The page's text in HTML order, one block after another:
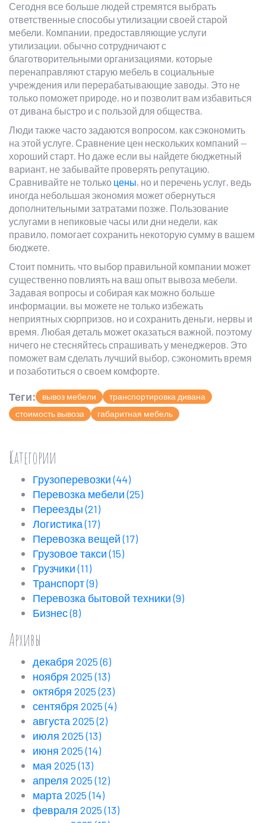
Сегодня все больше людей стремятся выбрать
ответственные способы утилизации своей старой
мебели. Компании, предоставляющие услуги
утилизации, обычно сотрудничают с
благотворительными организациями, которые
перенаправляют старую мебель в социальные
учреждения или перерабатывающие заводы. Это не
только поможет природе, но и позволит вам избавиться
от дивана быстро и с пользой для общества.
Люди также часто задаются вопросом, как сэкономить
на этой услуге. Сравнение цен нескольких компаний —
хороший старт. Но даже если вы найдете бюджетный
вариант, не забывайте проверять репутацию.
Сравнивайте не только цены, но и перечень услуг, ведь
иногда небольшая экономия может обернуться
дополнительными затратами позже. Пользование
услугами в непиковые часы или дни недели, как
правило, помогает сохранить некоторую сумму в вашем
бюджете.
Стоит помнить, что выбор правильной компании может
существенно повлиять на ваш опыт вывоза мебели.
Задавая вопросы и собирая как можно больше
информации, вы можете не только избежать
неприятных сюрпризов, но и сохранить деньги, нервы и
время. Любая деталь может оказаться важной, поэтому
ничего не стесняйтесь спрашивать у менеджеров. Это
поможет вам сделать лучший выбор, сэкономить время
и позаботиться о своем комфорте.
Теги: вывоз мебели
транспортировка дивана
стоимость вывоза
габаритная мебель
Категории
Грузоперевозки(44)
Перевозка мебели(25)
Переезды(21)
Логистика(17)
Перевозка вещей(17)
Грузовое такси(15)
Грузчики(11)
Транспорт(9)
Перевозка бытовой техники(9)
Бизнес(8)
Архивы
декабря 2025(6)
ноября 2025(13)
октября 2025(23)
сентября 2025(4)
августа 2025(2)
июля 2025(13)
июня 2025(14)
мая 2025(13)
апреля 2025(12)
марта 2025(14)
февраля 2025(13)